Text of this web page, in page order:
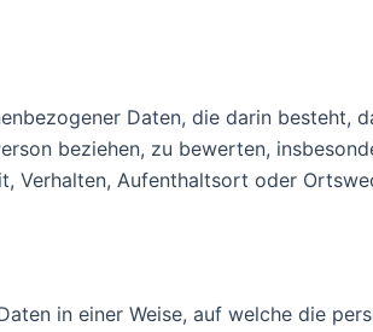
Daten, die darin besteht,
beziehen, zu bewerten,
Verhalten, Aufenthaltsort oder
in einer Weise, auf welche die